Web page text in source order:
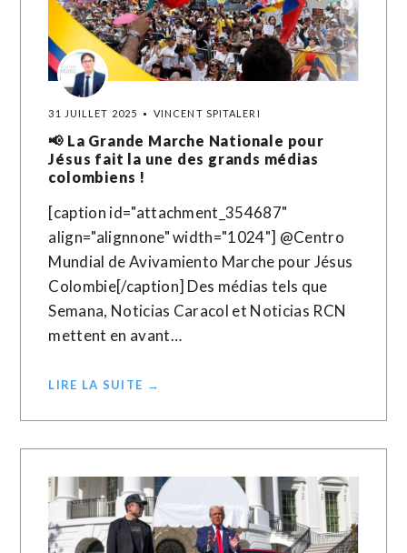
31 JUILLET 2025 VINCENT SPITALERI
📢 La Grande Marche Nationale pour
Jésus fait la une des grands médias
colombiens !
[caption id="attachment_354687"
align="alignnone" width="1024"] @Centro
Mundial de Avivamiento Marche pour Jésus
Colombie[/caption] Des médias tels que
Semana, Noticias Caracol et Noticias RCN
mettent en avant…
LIRE LA SUITE →